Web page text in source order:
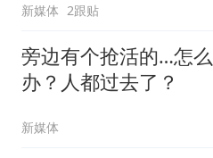
新媒体 2跟贴
旁边有个抢活的…怎么
办？人都过去了？
新媒体